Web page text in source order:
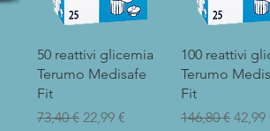
Vista rapida
50 reattivi glicemia
Terumo Medisafe
Fit
Prezzo regolare
73,40 € Prezzo scontato
22,99 €
Vista
100 reattivi
Terumo
Fit
Prezzo
146,80 € 42,99